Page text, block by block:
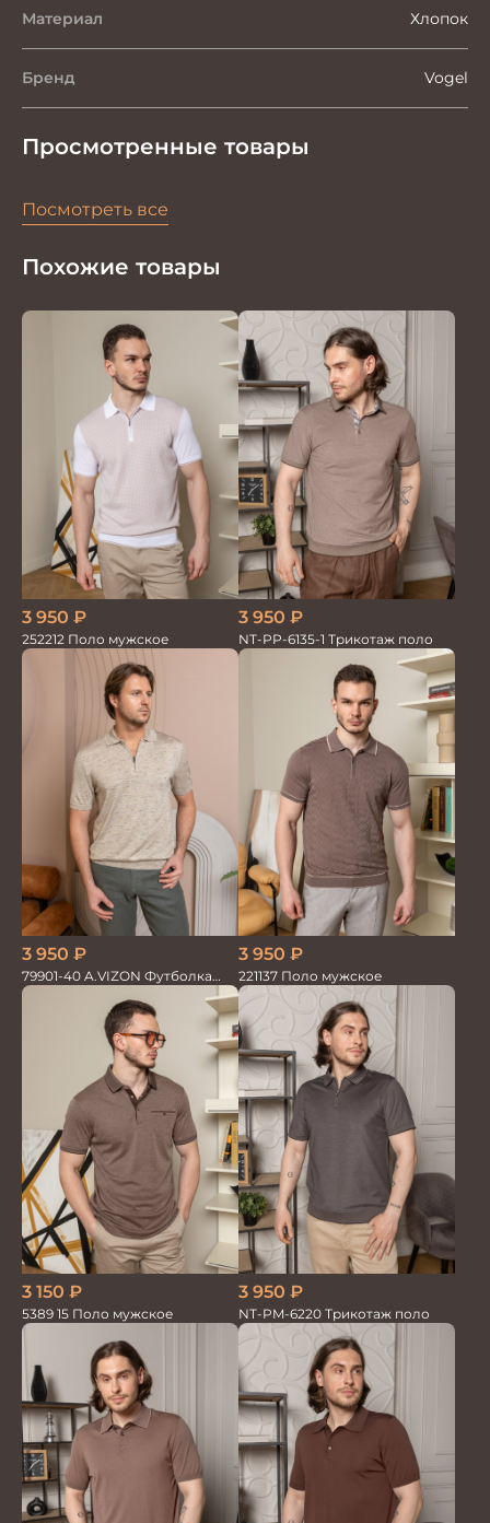
Материал Хлопок
Бренд Vogel
Просмотренные товары
Посмотреть все
Похожие товары
3 950 ₽
252212 Поло мужское
3 950 ₽
NT-PP-6135-1 Трикотаж поло
3 950 ₽
79901-40 A.VIZON Футболка
Поло
3 950 ₽
221137 Поло мужское
3 150 ₽
5389 15 Поло мужское
3 950 ₽
NT-PM-6220 Трикотаж поло